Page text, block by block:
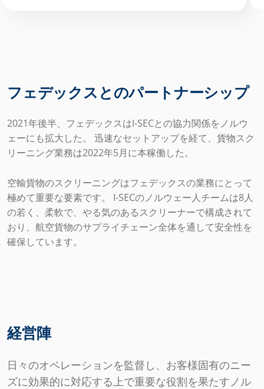
フェデックスとのパートナーシップ
2021年後半、フェデックスはI-SECとの協力関係をノルウ
ェーにも拡大した。 迅速なセットアップを経て、貨物スク
リーニング業務は2022年5月に本稼働した。
空輸貨物のスクリーニングはフェデックスの業務にとって
極めて重要な要素です。 I-SECのノルウェー人チームは8人
の若く、柔軟で、やる気のあるスクリーナーで構成されて
おり、航空貨物のサプライチェーン全体を通して安全性を
確保しています。
経営陣
日々のオペレーションを監督し、お客様固有のニー
ズに効果的に対応する上で重要な役割を果たすノル